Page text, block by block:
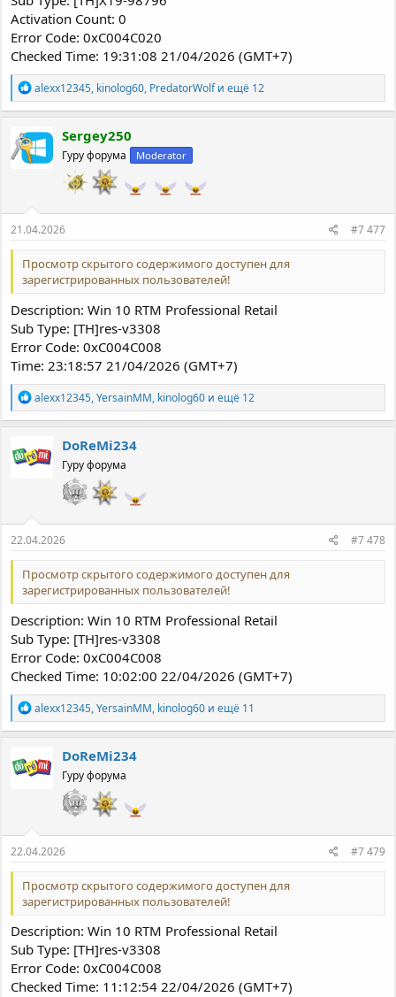
Activation Count: 0
Error Code: 0xC004C020
Checked Time: 19:31:08 21/04/2026 (GMT+7)
Р
е
а
к
ц
и
alexx12345, kinolog60, PredatorWolfи ещё 12
Sergey250
Гуру форума Moderator
21.04.2026 #7 477
Просмотр скрытого содержимого доступен для
зарегистрированных пользователей!
Description: Win 10 RTM Professional Retail
Sub Type: [TH]res-v3308
Error Code: 0xC004C008
Time: 23:18:57 21/04/2026 (GMT+7)
Р
е
а
ц
и
alexx12345,YersainMM, kinolog60 и ещё 12
DoReMi234
Гуру форума
22.04.2026 #7 478
Просмотр скрытого содержимого доступен для
зарегистрированных пользователей!
Description: Win 10 RTM Professional Retail
Sub Type: [TH]res-v3308
Error Code: 0xC004C008
Checked Time: 10:02:00 22/04/2026 (GMT+7)
Р
е
а
ц
и
alexx12345,YersainMM, kinolog60 и ещё 11
DoReMi234
Гуру форума
22.04.2026 #7 479
Просмотр скрытого содержимого доступен для
зарегистрированных пользователей!
Description: Win 10 RTM Professional Retail
Sub Type: [TH]res-v3308
Error Code: 0xC004C008
Checked Time: 11:12:54 22/04/2026 (GMT+7)